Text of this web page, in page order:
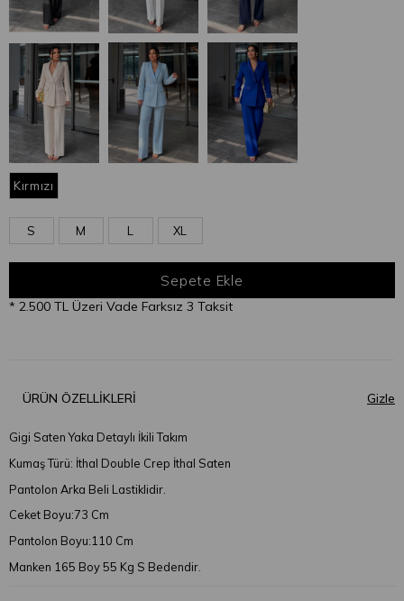
Kırmızı
S M L XL
* 2.500 TL Üzeri Vade Farksız 3 Taksit
ÜRÜN ÖZELLIKLERI
Gigi Saten Yaka Detaylı İkili Takım
Kumaş Türü: İthal Double Crep İthal Saten
Pantolon Arka Beli Lastiklidir.
Ceket Boyu:73 Cm
Pantolon Boyu:110 Cm
Manken 165 Boy 55 Kg S Bedendir.